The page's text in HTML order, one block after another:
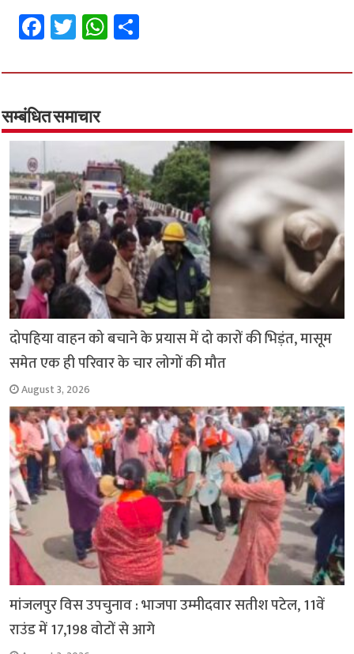
Fa
ce
b
o
o
k
T
wi
tt
er
W
h
at
p
p
ar
सम्बंधित समाचार
दोपहिया वाहन को बचाने के प्रयास में दो कारों की भिड़ंत, मासूम
समेत एक ही परिवार के चार लोगों की मौत
August 3, 2026
मांजलपुर विस उपचुनाव : भाजपा उम्मीदवार सतीश पटेल, 11वें
राउंड में 17,198 वोटों से आगे